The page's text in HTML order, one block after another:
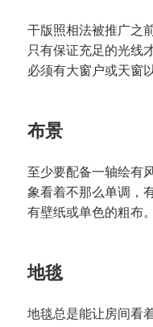
干版照相法被推广之
只有保证充足的光线
必须有大窗户或天窗
布景
至少要配备一轴绘有
象看着不那么单调，
有壁纸或单色的粗布。
地毯
地毯总是能让房间看